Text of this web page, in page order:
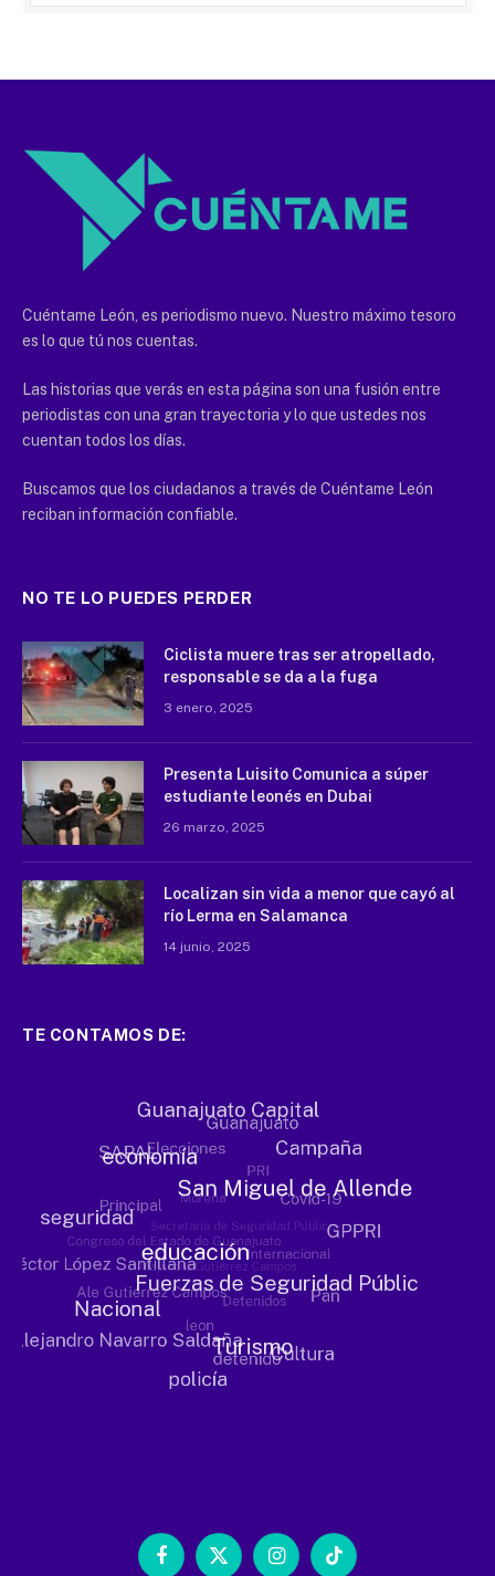
Cuéntame León, es periodismo nuevo. Nuestro máximo tesoro
es lo que tú nos cuentas.
Las historias que verás en esta página son una fusión entre
periodistas con una gran trayectoria y lo que ustedes nos
cuentan todos los días.
Buscamos que los ciudadanos a través de Cuéntame León
reciban información confiable.
NO TE LO PUEDES PERDER
Ciclista muere tras ser atropellado,
responsable se da a la fuga
3 enero, 2025
Presenta Luisito Comunica a súper
estudiante leonés en Dubai
26 marzo, 2025
Localizan sin vida a menor que cayó al
río Lerma en Salamanca
14 junio, 2025
TE CONTAMOS DE:
Facebook
X InstagramTikTok